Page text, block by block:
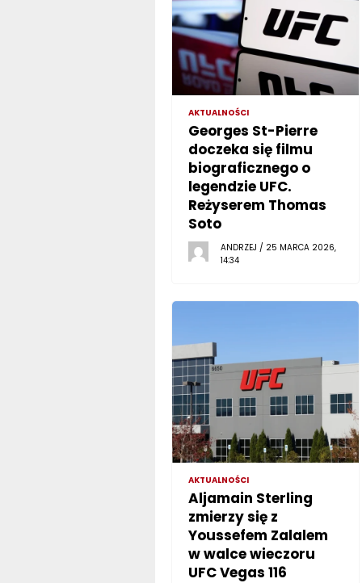
AKTUALNOŚCI
Georges St-Pierre
doczeka się filmu
biograficznego o
legendzie UFC.
Reżyserem Thomas
Soto
ANDRZEJ / 25 MARCA 2026,
14:34
AKTUALNOŚCI
Aljamain Sterling
zmierzy się z
Youssefem Zalalem
w walce wieczoru
UFC Vegas 116